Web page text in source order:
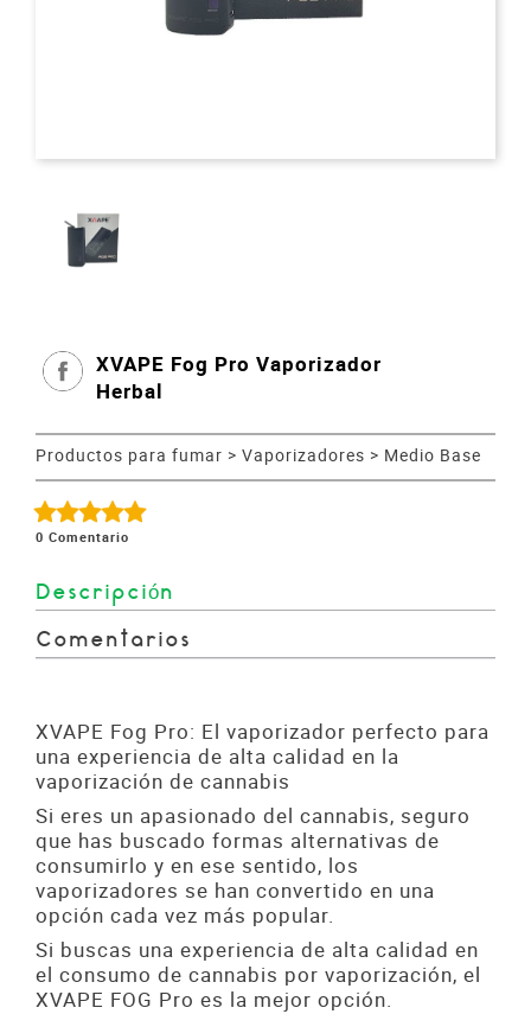
XVAPE Fog Pro Vaporizador
Herbal
Productos para fumar > Vaporizadores > Medio Base
0 Comentario
Descripción
Comentarios
XVAPE Fog Pro: El vaporizador perfecto para
una experiencia de alta calidad en la
vaporización de cannabis
Si eres un apasionado del cannabis, seguro
que has buscado formas alternativas de
consumirlo y en ese sentido, los
vaporizadores se han convertido en una
opción cada vez más popular.
Si buscas una experiencia de alta calidad en
el consumo de cannabis por vaporización, el
XVAPE FOG Pro es la mejor opción.